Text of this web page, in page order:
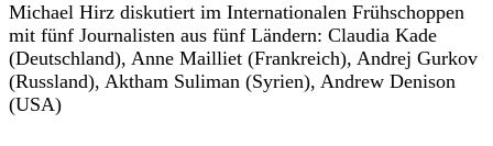
Michael Hirz diskutiert im Internationalen Frühschoppen
mit fünf Journalisten aus fünf Ländern: Claudia Kade
(Deutschland), Anne Mailliet (Frankreich), Andrej Gurkov
(Russland), Aktham Suliman (Syrien), Andrew Denison
(USA)